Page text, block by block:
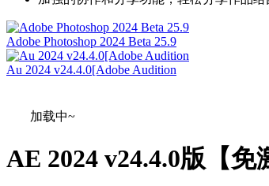
Adobe Photoshop 2024 Beta 25.9
Au 2024 v24.4.0[Adobe Audition
加载中~
AE 2024 v24.4.0版【